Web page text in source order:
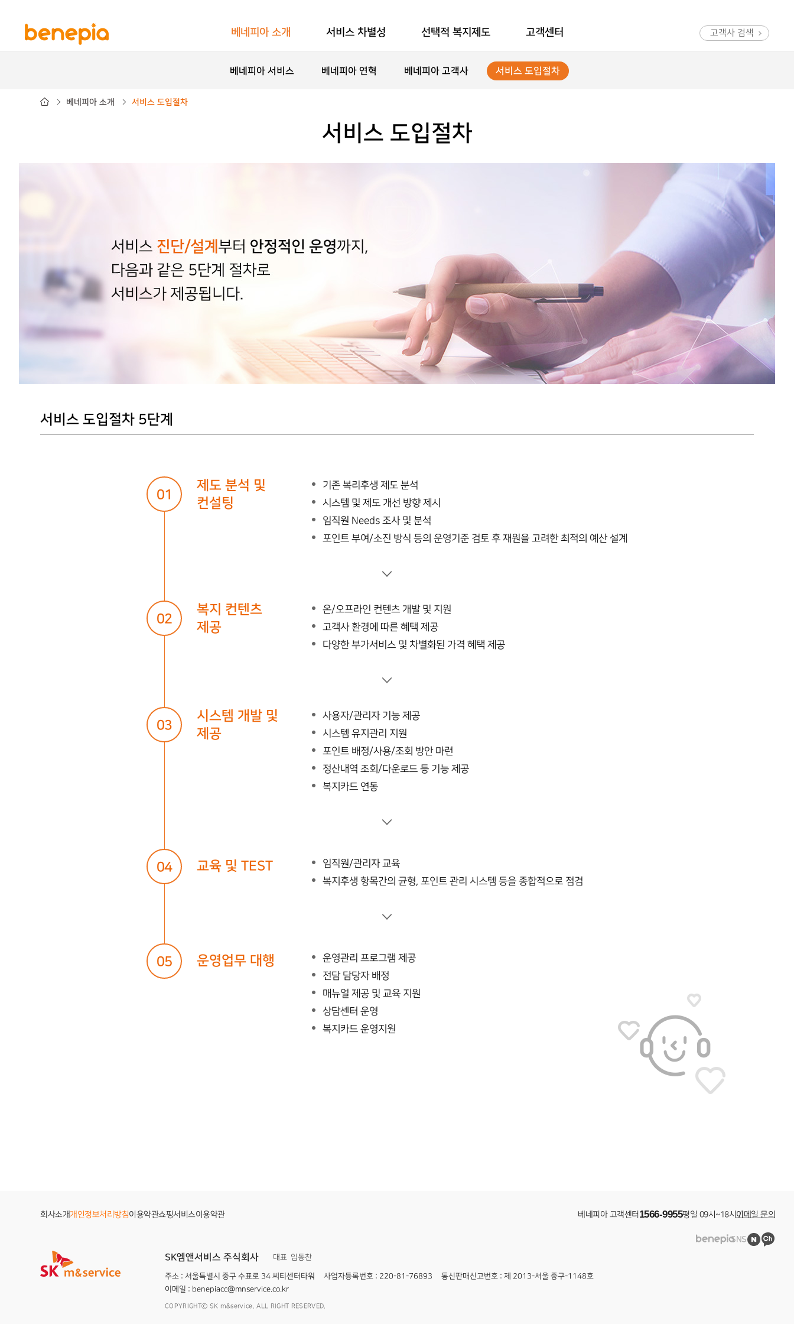
베네피아 소개
베네피아 서비스 베네피아 연혁 베네피아 고객사 서비스 도입절차
서비스 차별성 선택적 복지제도 고객센터 고객사 검색
베네피아 소개 서비스 도입절차
서비스 도입절차
서비스 도입절차 5단계
01
제도 분석 및
컨설팅
기존 복리후생 제도 분석
시스템 및 제도 개선 방향 제시
임직원 Needs 조사 및 분석
포인트 부여/소진 방식 등의 운영기준 검토 후 재원을 고려한 최적의 예산 설계
02
복지 컨텐츠
제공
온/오프라인 컨텐츠 개발 및 지원
고객사 환경에 따른 혜택 제공
다양한 부가서비스 및 차별화된 가격 혜택 제공
03
시스템 개발 및
제공
사용자/관리자 기능 제공
시스템 유지관리 지원
포인트 배정/사용/조회 방안 마련
정산내역 조회/다운로드 등 기능 제공
복지카드 연동
04 교육 및 TEST
임직원/관리자 교육
복지후생 항목간의 균형, 포인트 관리 시스템 등을 종합적으로 점검
05 운영업무 대행
운영관리 프로그램 제공
전담 담당자 배정
매뉴얼 제공 및 교육 지원
상담센터 운영
복지카드 운영지원
회사소개개인정보처리방침이용약관쇼핑서비스이용약관 베네피아 고객센터1566-9955평일 09시~18시 /이메일 문의
SNS
베
SK엠앤서비스 주식회사 대표 임동찬
주소 : 서울특별시 중구 수표로 34 씨티센터타워 사업자등록번호 : 220-81-76893
통신판매신고번호 : 제 2013-서울 중구-1148호
이메일 : benepiacc@mnservice.co.kr
COPYRIGHTⓒ SK m&service. ALL RIGHT RESERVED.